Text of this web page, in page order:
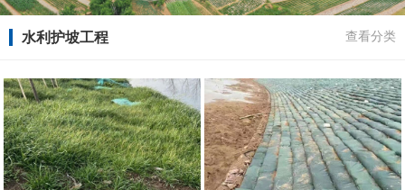
水利护坡工程 查看分类